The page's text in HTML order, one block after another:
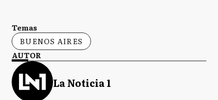
Temas
BUENOS AIRES
AUTOR
La Noticia 1